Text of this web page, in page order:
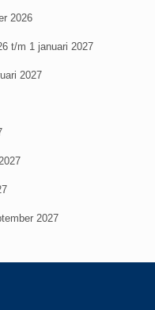
2026
t/m 1 januari 2027
2027
2027